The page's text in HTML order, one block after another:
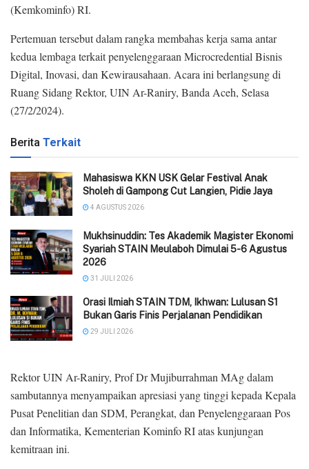
(Kemkominfo) RI.
Pertemuan tersebut dalam rangka membahas kerja sama antar
kedua lembaga terkait penyelenggaraan Microcredential Bisnis
Digital, Inovasi, dan Kewirausahaan. Acara ini berlangsung di
Ruang Sidang Rektor, UIN Ar-Raniry, Banda Aceh, Selasa
(27/2/2024).
Berita Terkait
Mahasiswa KKN USK Gelar Festival Anak
Sholeh di Gampong Cut Langien, Pidie Jaya
4 AGUSTUS 2026
Mukhsinuddin: Tes Akademik Magister Ekonomi
Syariah STAIN Meulaboh Dimulai 5-6 Agustus
2026
31 JULI 2026
Orasi Ilmiah STAIN TDM, Ikhwan: Lulusan S1
Bukan Garis Finis Perjalanan Pendidikan
29 JULI 2026
Rektor UIN Ar-Raniry, Prof Dr Mujiburrahman MAg dalam
sambutannya menyampaikan apresiasi yang tinggi kepada Kepala
Pusat Penelitian dan SDM, Perangkat, dan Penyelenggaraan Pos
dan Informatika, Kementerian Kominfo RI atas kunjungan
kemitraan ini.